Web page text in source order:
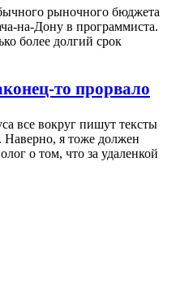
рыночного бюджета
на-Дону в программиста.
более долгий срок
то прорвало
все вокруг пишут тексты
Наверно, я тоже должен
о том, что за удаленкой